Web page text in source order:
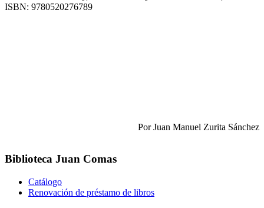
ISBN: 9780520276789
Por Juan Manuel Zurita Sánchez
Biblioteca Juan Comas
Catálogo
Renovación de préstamo de libros